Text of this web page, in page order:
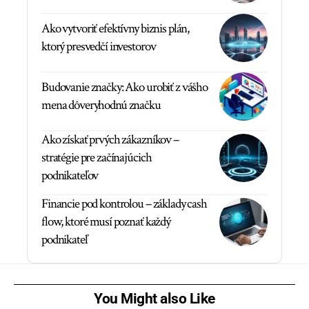
Ako vytvoriť efektívny biznis plán,
ktorý presvedčí investorov
Budovanie značky: Ako urobiť z vášho
mena dôveryhodnú značku
Ako získať prvých zákazníkov –
stratégie pre začínajúcich
podnikateľov
Financie pod kontrolou – základy cash
flow, ktoré musí poznať každý
podnikateľ
You Might also Like